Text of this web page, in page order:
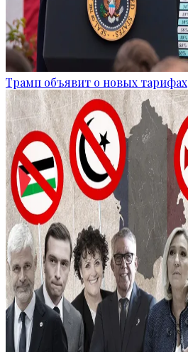
Трамп объявит о новых тарифах